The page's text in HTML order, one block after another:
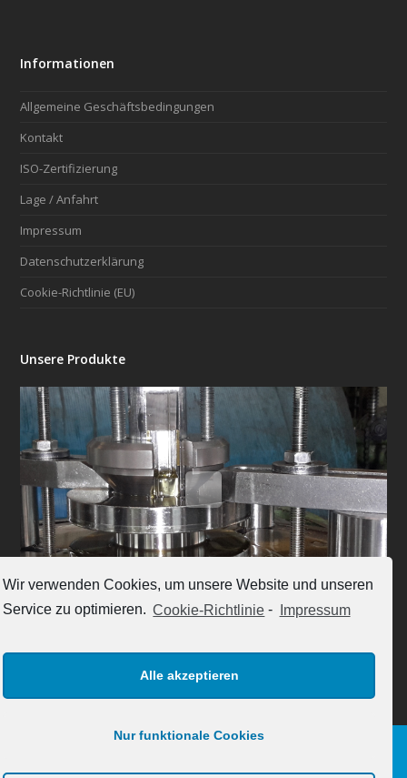
Wir verwenden Cookies, um unsere Website und unseren
Service zu optimieren. Cookie-Richtlinie - Impressum
Alle akzeptieren
Nur funktionale Cookies
Informationen
Allgemeine Geschäftsbedingungen
Kontakt
ISO-Zertifizierung
Lage / Anfahrt
Impressum
Datenschutzerklärung
Cookie-Richtlinie (EU)
Unsere Produkte